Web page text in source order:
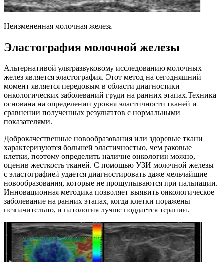
Неизмененная молочная железа
Эластография молочной железы
Альтернативой ультразвуковому исследованию молочных
желез является эластография. Этот метод на сегодняшний
момент является передовым в области диагностики
онкологических заболеваний груди на ранних этапах.Техника
основана на определении уровня эластичности тканей и
сравнении полученных результатов с нормальными
показателями.
Доброкачественные новообразования или здоровые ткани
характеризуются большей эластичностью, чем раковые
клетки, поэтому определить наличие онкологии можно,
оценив жесткость тканей. С помощью УЗИ молочной железы
с эластографией удается диагностировать даже мельчайшие
новообразования, которые не прощупываются при пальпации.
Инновационная методика позволяет выявить онкологическое
заболевание на ранних этапах, когда клетки поражены
незначительно, и патология лучше поддается терапии.